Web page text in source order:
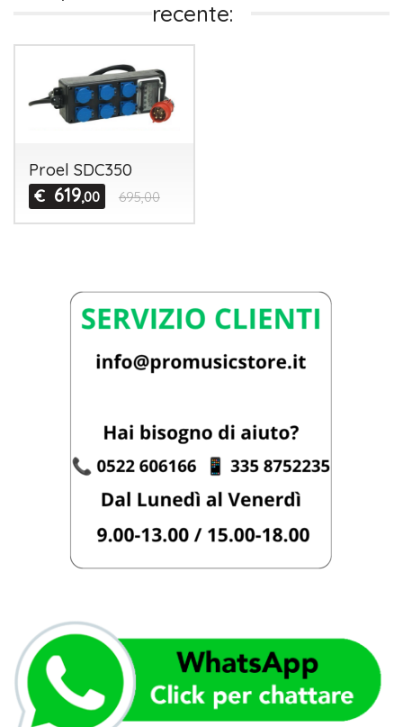
recente:
Proel SDC350
€ 619,00 695,00